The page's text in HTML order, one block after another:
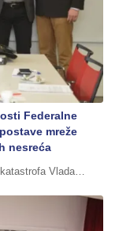
Federalne
mreže
nesreća
Vlada…